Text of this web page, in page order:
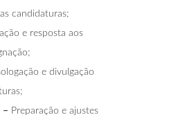
candidaturas;
e resposta aos
e divulgação
– Preparação e ajustes